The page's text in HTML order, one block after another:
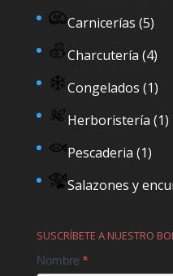
Carnicerías (5)
Charcutería (4)
Congelados (1)
Herboristería (1)
Pescaderia (1)
Salazones y
SUSCRÍBETE A NUESTRO
Contact
Nombre *